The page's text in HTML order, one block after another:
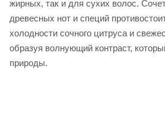
жирных, так и для сухих волос.
древесных нот и специй
холодности сочного цитруса и
образуя волнующий контраст,
природы.